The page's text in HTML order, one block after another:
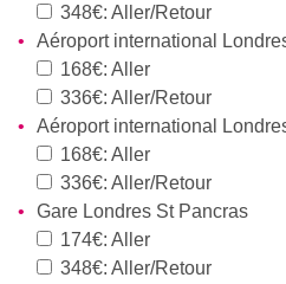
348€: Aller/Retour
Aéroport international
168€: Aller
336€: Aller/Retour
Aéroport international
168€: Aller
336€: Aller/Retour
Gare Londres St Pancras
174€: Aller
348€: Aller/Retour